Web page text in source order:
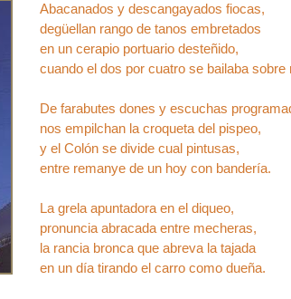
Abacanados y descangayados fiocas,
degüellan rango de tanos embretados
en un cerapio portuario desteñido,
cuando el dos por cuatro se bailaba sobre
De farabutes dones y escuchas
nos empilchan la croqueta del pispeo,
y el Colón se divide cual pintusas,
entre remanye de un hoy con bandería.
La grela apuntadora en el diqueo,
pronuncia abracada entre mecheras,
la rancia bronca que abreva la tajada
en un día tirando el carro como dueña.